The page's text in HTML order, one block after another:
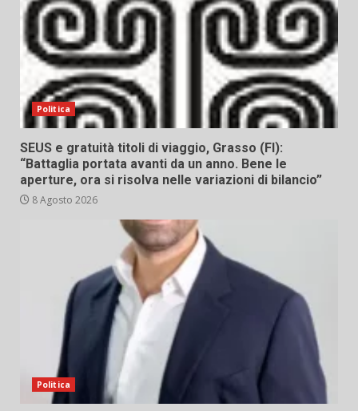
Politica
SEUS e gratuità titoli di viaggio, Grasso (FI):
“Battaglia portata avanti da un anno. Bene le
aperture, ora si risolva nelle variazioni di bilancio”
8 Agosto 2026
Politica